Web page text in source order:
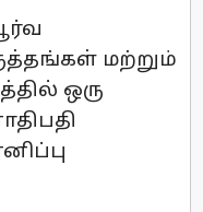
மற்றும்
ஒரு